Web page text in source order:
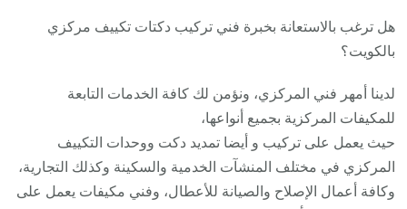
هل ترغب بالاستعانة بخبرة فني تركيب دكتات تكييف مركزي
بالكويت؟
لدينا أمهر فني المركزي، ونؤمن لك كافة الخدمات التابعة
للمكيفات المركزية بجميع أنواعها،
حيث يعمل على تركيب و أيضا تمديد دكت ووحدات التكييف
المركزي في مختلف المنشآت الخدمية والسكينة وكذلك التجارية،
وكافة أعمال الإصلاح والصيانة للأعطال، وفني مكيفات يعمل على